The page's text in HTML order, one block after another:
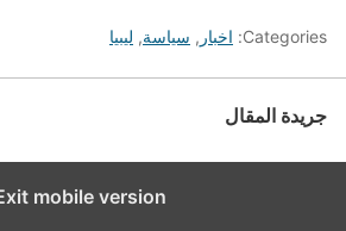
Categories: اخبار , سياسة, ليبيا
جريدة المقال
mobile version